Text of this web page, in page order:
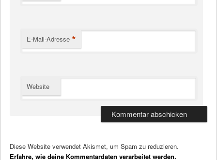
E-Mail-Adresse *
Website
Diese Website verwendet Akismet, um Spam zu reduzieren.
Erfahre, wie deine Kommentardaten verarbeitet werden.